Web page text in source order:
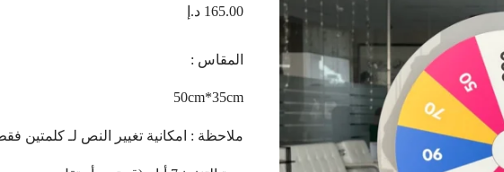
165.00 د.إ
المقاس :
50cm*35cm
ملاحظة : امكانية تغيير النص لـ كلمتين